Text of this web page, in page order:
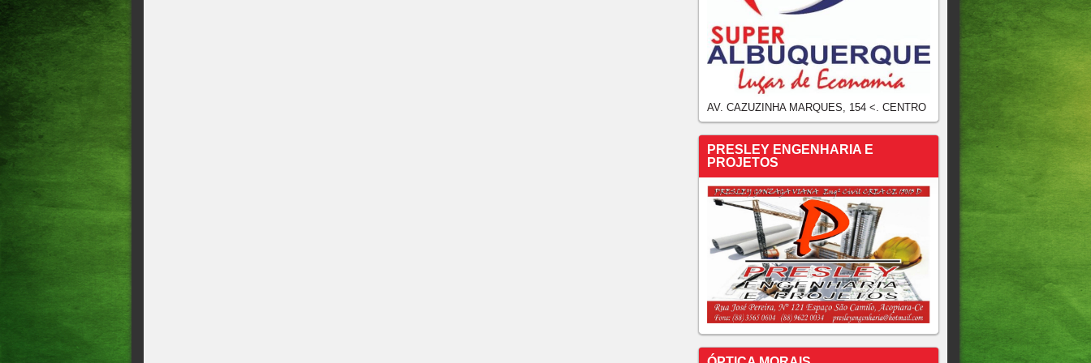
AV. CAZUZINHA MARQUES, 154 <. CENTRO
PRESLEY ENGENHARIA E
PROJETOS